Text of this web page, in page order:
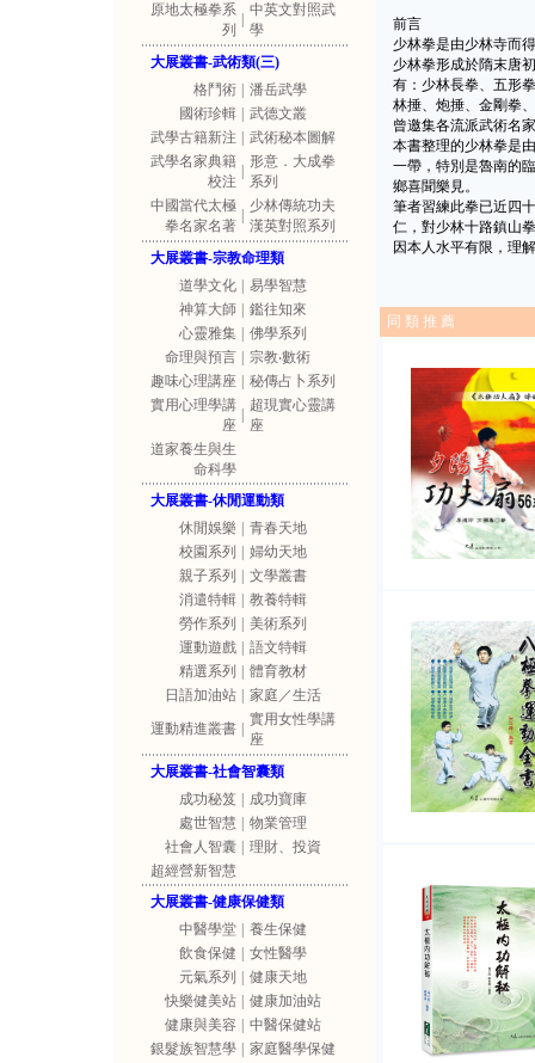
原地太極拳系
列
中英文對照武
學
大展叢書-武術類(三)
格鬥術
潘岳武學
國術珍輯
武德文叢
武學古籍新注
武術秘本圖解
武學名家典籍
校注
形意．大成拳
系列
中國當代太極
拳名家名著
少林傳統功夫
漢英對照系列
大展叢書-宗教命理類
道學文化
易學智慧
神算大師
鑑往知來
心靈雅集
佛學系列
命理與預言
宗教‧數術
趣味心理講座
秘傳占卜系列
實用心理學講
座
超現實心靈講
座
道家養生與生
命科學
大展叢書-休閒運動類
休閒娛樂
青春天地
校園系列
婦幼天地
親子系列
文學叢書
消遣特輯
教養特輯
勞作系列
美術系列
運動遊戲
語文特輯
精選系列
體育教材
日語加油站
家庭／生活
運動精進叢書
實用女性學講
座
大展叢書-社會智囊類
成功秘笈
成功寶庫
處世智慧
物業管理
社會人智囊
理財、投資
超經營新智慧
大展叢書-健康保健類
中醫學堂
養生保健
飲食保健
女性醫學
元氣系列
健康天地
快樂健美站
健康加油站
健康與美容
中醫保健站
銀髮族智慧學
家庭醫學保健
前言
少林拳是由少林寺而
少林拳形成於隋末唐
有：少林長拳、五形
林捶、炮捶、金剛拳
曾邀集各流派武術名
本書整理的少林拳是
一帶，特別是魯南的
鄉喜聞樂見。
筆者習練此拳已近四
仁，對少林十路鎮山
因本人水平有限，理
同 類 推 薦